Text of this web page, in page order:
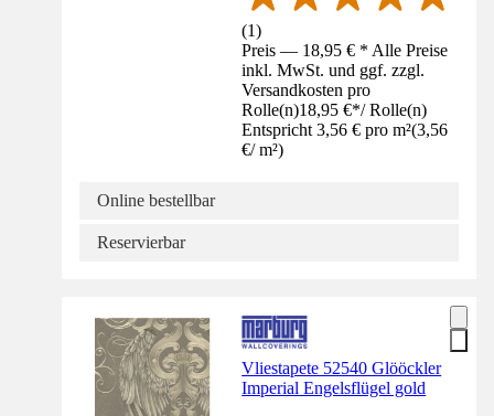
(1)
Preis — 18,95 € * Alle Preise
inkl. MwSt. und ggf. zzgl.
Versandkosten pro
Rolle(n)18,95 €*/ Rolle(n)
Entspricht 3,56 € pro m²(3,56
€/ m²)
Online bestellbar
Reservierbar
Vliestapete 52540 Glööckler
Imperial Engelsflügel gold